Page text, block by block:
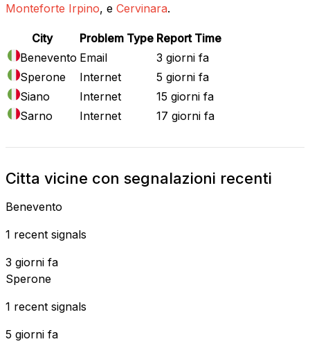
Monteforte Irpino, e Cervinara.
City Problem Type Report Time
Benevento Email
3 giorni fa
Sperone
Internet
5 giorni fa
Siano
Internet
15 giorni fa
Sarno
Internet 17 giorni fa
Citta vicine con segnalazioni recenti
Benevento
1 recent signals
3 giorni fa
Sperone
1 recent signals
5 giorni fa